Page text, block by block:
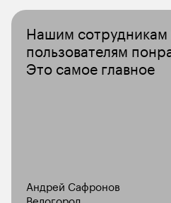
Нашим сотрудникам
пользователям
Это самое главное
Андрей Сафронов
Велогород